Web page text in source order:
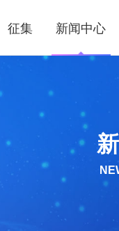
征集 新闻中心